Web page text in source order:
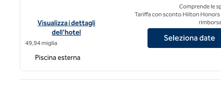
Visualizza i dettagli dell'hotel ROK Hotel Kingston, Tapestry
Visualizza i dettagli
dell'hotel
49,94 miglia
Comprende le
Tariffa con sconto Hilton Honors
Seleziona date
Piscina esterna